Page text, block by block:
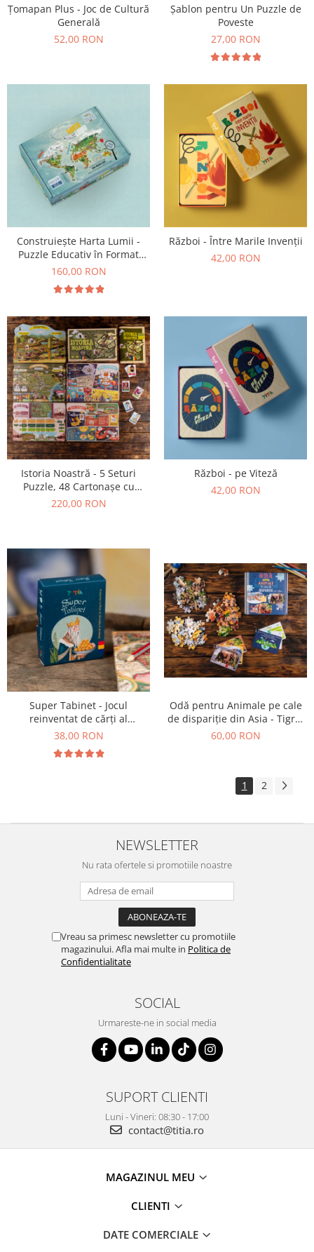
Țomapan Plus - Joc de Cultură
Generală
52,00 RON
Șablon pentru Un Puzzle de
Poveste
27,00 RON
Construiește Harta Lumii -
Puzzle Educativ în Format
Mare
160,00 RON
Război - Între Marile Invenții
42,00 RON
Istoria Noastră - 5 Seturi
Puzzle, 48 Cartonașe cu
Personaje Istorice, 1 Broșură
220,00 RON
Război - pe Viteză
42,00 RON
Super Tabinet - Jocul
reinventat de cărți al
copilăriei
38,00 RON
Odă pentru Animale pe cale
de dispariție din Asia - Tigrul
Siberian, Urangutanul și
60,00 RON
1 2
NEWSLETTER
Nu rata ofertele si promotiile noastre
Vreau sa primesc newsletter cu promotiile
magazinului. Afla mai multe in Politica de
Confidentialitate
SOCIAL
Urmareste-ne in social media
SUPORT CLIENTI
Luni - Vineri: 08:30 - 17:00
contact@titia.ro
MAGAZINUL MEU
CLIENTI
DATE COMERCIALE